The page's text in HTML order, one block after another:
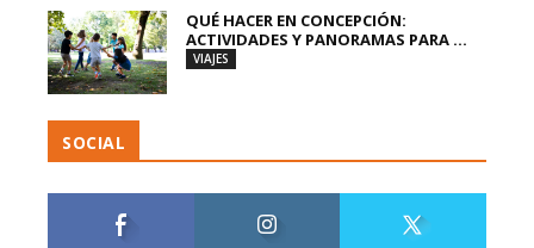
QUÉ HACER EN CONCEPCIÓN:
ACTIVIDADES Y PANORAMAS PARA ...
VIAJES
SOCIAL